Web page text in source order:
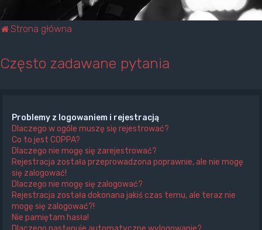
Strona główna
Często zadawane pytania
Problemy z logowaniem i rejestracją
Dlaczego w ogóle muszę się rejestrować?
Co to jest COPPA?
Dlaczego nie mogę się zarejestrować?
Rejestracja została przeprowadzona poprawnie, ale nie mogę
się zalogować!
Dlaczego nie mogę się zalogować?
Rejestracja została dokonana jakiś czas temu, ale teraz nie
mogę się zalogować?!
Nie pamiętam hasła!